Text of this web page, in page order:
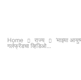
Home राज्य
‘माझ्या
गर्लफ्रेंडचा व्हिडिओ...